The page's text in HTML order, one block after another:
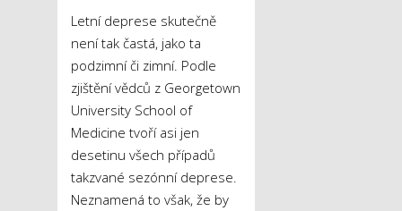
Letní deprese skutečně
není tak častá, jako ta
podzimní či zimní. Podle
zjištění vědců z Georgetown
University School of
Medicine tvoří asi jen
desetinu všech případů
takzvané sezónní deprese.
Neznamená to však, že by